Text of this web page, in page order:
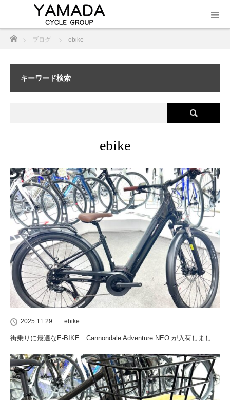
ブログ ebike
キーワード検索
ebike
2025.11.29 ebike
街乗りに最適なE-BIKE Cannondale Adventure NEO が入荷しまし…